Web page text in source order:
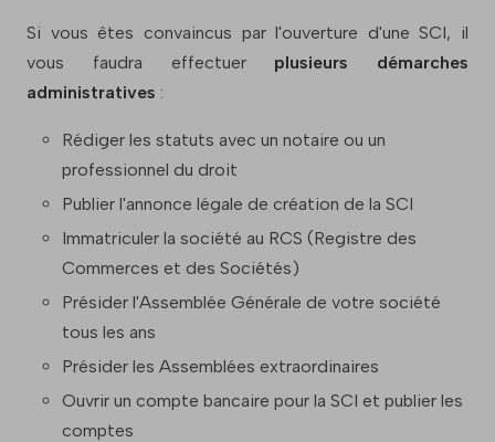
Si vous êtes convaincus par l'ouverture d'une SCI, il
vous faudra effectuer plusieurs démarches
administratives :
Rédiger les statuts avec un notaire ou un
professionnel du droit
Publier l'annonce légale de création de la SCI
Immatriculer la société au RCS (Registre des
Commerces et des Sociétés)
Présider l'Assemblée Générale de votre société
tous les ans
Présider les Assemblées extraordinaires
Ouvrir un compte bancaire pour la SCI et publier les
comptes